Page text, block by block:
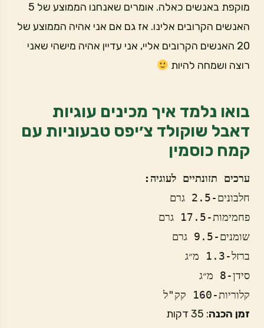
מוקפת באנשים כאלה. אומרים שאנחנו הממוצע של 5
האנשים הקרובים אלינו. אז גם אם אני אהיה הממוצע של
20 האנשים הקרובים אליי, אני עדיין אהיה מישהי שאני
רוצה ושמחה להיות
בואו נלמד איך מכינים עוגיות
דאבל שוקולד צ׳יפס טבעוניות עם
קמח כוסמין
ערכים תזונתיים לעוגיה:
חלבונים-2.5 גרם
פחמימות-17.5 גרם
שומנים-9.5 גרם
ברזל-1.3 מ״ג
סידן-8 מ״ג
קלוריות-160 קק"ל
זמן הכנה: 35 דקות